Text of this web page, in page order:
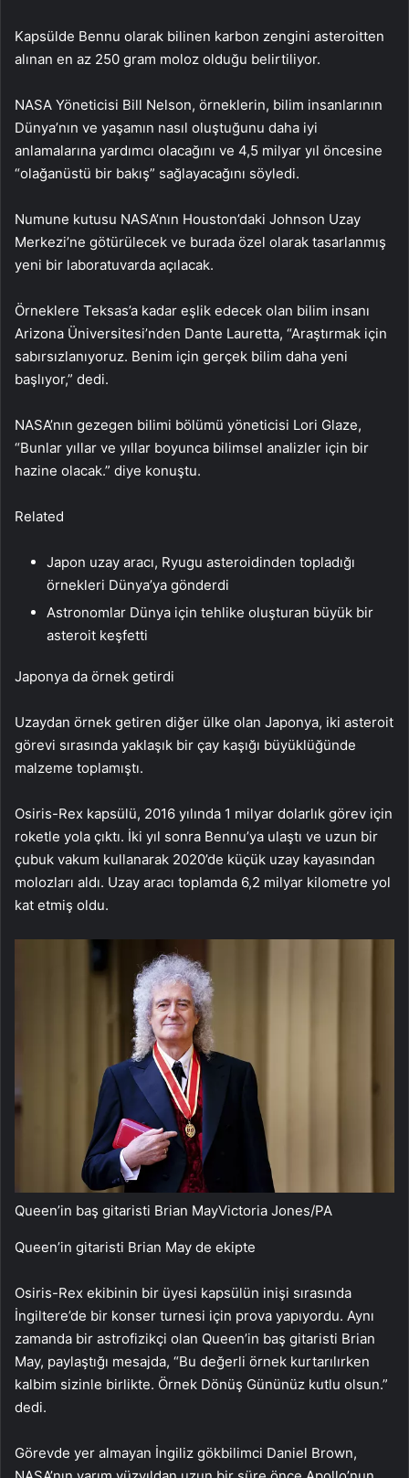
Kapsülde Bennu olarak bilinen karbon zengini asteroitten
alınan en az 250 gram moloz olduğu belirtiliyor.
NASA Yöneticisi Bill Nelson, örneklerin, bilim insanlarının
Dünya’nın ve yaşamın nasıl oluştuğunu daha iyi
anlamalarına yardımcı olacağını ve 4,5 milyar yıl öncesine
“olağanüstü bir bakış” sağlayacağını söyledi.
Numune kutusu NASA’nın Houston’daki Johnson Uzay
Merkezi’ne götürülecek ve burada özel olarak tasarlanmış
yeni bir laboratuvarda açılacak.
Örneklere Teksas’a kadar eşlik edecek olan bilim insanı
Arizona Üniversitesi’nden Dante Lauretta, “Araştırmak için
sabırsızlanıyoruz. Benim için gerçek bilim daha yeni
başlıyor,” dedi.
NASA’nın gezegen bilimi bölümü yöneticisi Lori Glaze,
“Bunlar yıllar ve yıllar boyunca bilimsel analizler için bir
hazine olacak.” diye konuştu.
Related
Japon uzay aracı, Ryugu asteroidinden topladığı
örnekleri Dünya’ya gönderdi
Astronomlar Dünya için tehlike oluşturan büyük bir
asteroit keşfetti
Japonya da örnek getirdi
Uzaydan örnek getiren diğer ülke olan Japonya, iki asteroit
görevi sırasında yaklaşık bir çay kaşığı büyüklüğünde
malzeme toplamıştı.
Osiris-Rex kapsülü, 2016 yılında 1 milyar dolarlık görev için
roketle yola çıktı. İki yıl sonra Bennu’ya ulaştı ve uzun bir
çubuk vakum kullanarak 2020’de küçük uzay kayasından
molozları aldı. Uzay aracı toplamda 6,2 milyar kilometre yol
kat etmiş oldu.
Queen’in baş gitaristi Brian MayVictoria Jones/PA
Queen’in gitaristi Brian May de ekipte
Osiris-Rex ekibinin bir üyesi kapsülün inişi sırasında
İngiltere’de bir konser turnesi için prova yapıyordu. Aynı
zamanda bir astrofizikçi olan Queen’in baş gitaristi Brian
May, paylaştığı mesajda, “Bu değerli örnek kurtarılırken
kalbim sizinle birlikte. Örnek Dönüş Gününüz kutlu olsun.”
dedi.
Görevde yer almayan İngiliz gökbilimci Daniel Brown,